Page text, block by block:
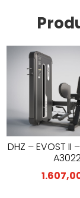
DHZ – EVOST